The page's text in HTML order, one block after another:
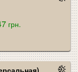
грн.